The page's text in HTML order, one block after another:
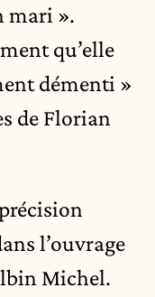
mari ».
qu’elle
démenti »
de Florian
l’ouvrage
Michel.